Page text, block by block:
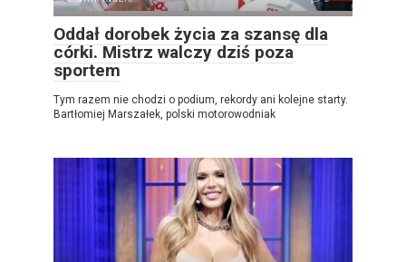
Oddał dorobek życia za szansę dla
córki. Mistrz walczy dziś poza
sportem
Tym razem nie chodzi o podium, rekordy ani kolejne starty.
Bartłomiej Marszałek, polski motorowodniak